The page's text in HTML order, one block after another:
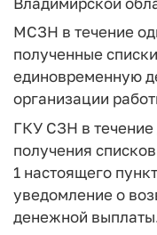
МСЗН в течение
полученные
единовременную
организации
ГКУ СЗН в течение
получения
1 настоящего
уведомление о
денежной